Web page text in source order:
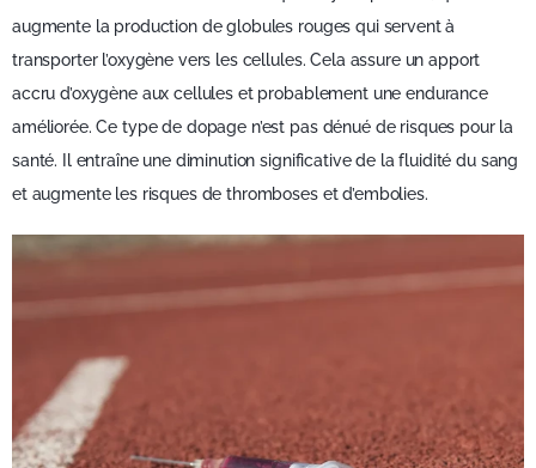
augmente la production de globules rouges qui servent à
transporter l’oxygène vers les cellules. Cela assure un apport
accru d’oxygène aux cellules et probablement une endurance
améliorée. Ce type de dopage n’est pas dénué de risques pour la
santé. Il entraîne une diminution significative de la fluidité du sang
et augmente les risques de thromboses et d’embolies.